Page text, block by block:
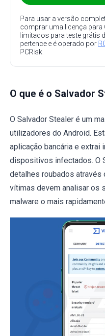
Para usar a versão
comprar uma licença para
limitados para teste grátis
pertence e é operado por
PCRisk.
O que é o Salvador
O Salvador Stealer é um
utilizadores do Android.
aplicação bancária e
dispositivos infectados. O
detalhes roubados através
vítimas devem analisar os
malware o mais